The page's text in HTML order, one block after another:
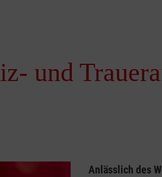
und
Anlässlich des